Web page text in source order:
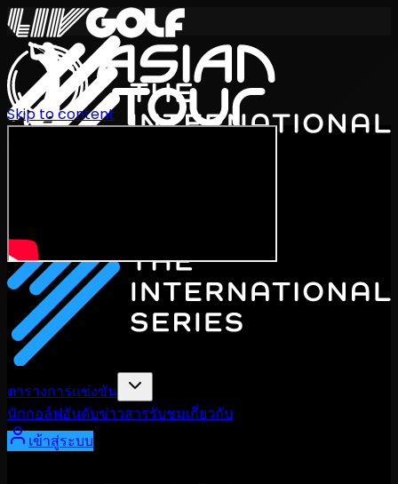
ตารางการแข่งขัน
นักกอล์ฟอันดับข่าวสารรับชมเกี่ยวกับ
เข้าสู่ระบบ
Skip to content